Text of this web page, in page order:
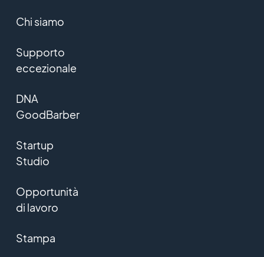
Chi siamo
Supporto
eccezionale
DNA
GoodBarber
Startup
Studio
Opportunità
di lavoro
Stampa